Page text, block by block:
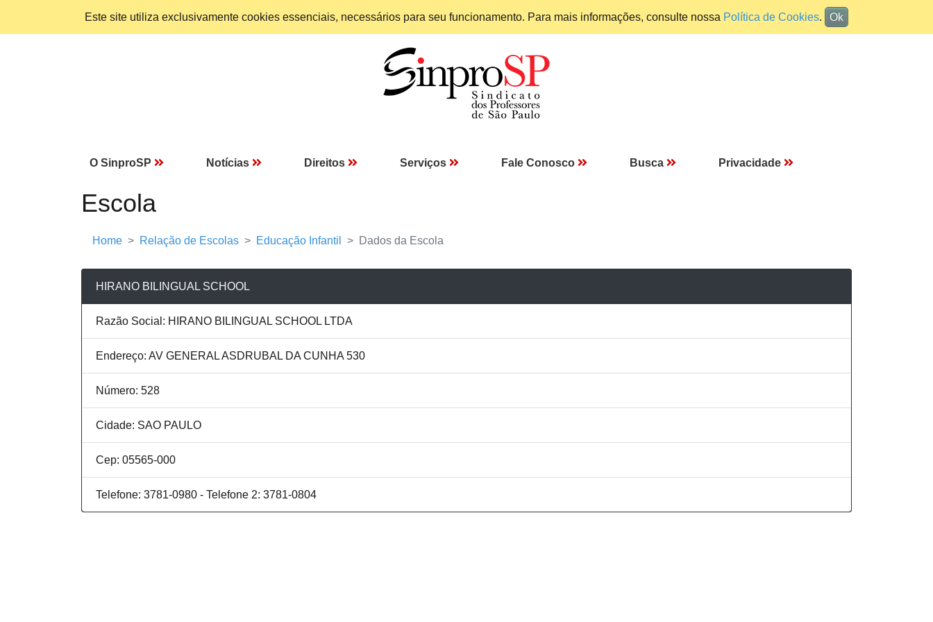
Este site utiliza exclusivamente cookies essenciais, necessários para seu funcionamento. Para mais informações, consulte nossa Política de Cookies. Ok
O SinproSP Notícias Direitos Serviços Fale Conosco Busca Privacidade
Escola
Home Relação de Escolas Educação Infantil Dados da Escola
HIRANO BILINGUAL SCHOOL
Razão Social: HIRANO BILINGUAL SCHOOL LTDA
Endereço: AV GENERAL ASDRUBAL DA CUNHA 530
Número: 528
Cidade: SAO PAULO
Cep: 05565-000
Telefone: 3781-0980 - Telefone 2: 3781-0804